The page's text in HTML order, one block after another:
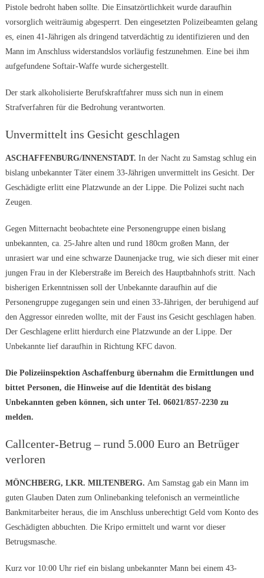
Pistole bedroht haben sollte. Die Einsatzörtlichkeit wurde daraufhin
vorsorglich weiträumig abgesperrt. Den eingesetzten Polizeibeamten gelang
es, einen 41-Jährigen als dringend tatverdächtig zu identifizieren und den
Mann im Anschluss widerstandslos vorläufig festzunehmen. Eine bei ihm
aufgefundene Softair-Waffe wurde sichergestellt.
Der stark alkoholisierte Berufskraftfahrer muss sich nun in einem
Strafverfahren für die Bedrohung verantworten.
Unvermittelt ins Gesicht geschlagen
ASCHAFFENBURG/INNENSTADT. In der Nacht zu Samstag schlug ein
bislang unbekannter Täter einem 33-Jährigen unvermittelt ins Gesicht. Der
Geschädigte erlitt eine Platzwunde an der Lippe. Die Polizei sucht nach
Zeugen.
Gegen Mitternacht beobachtete eine Personengruppe einen bislang
unbekannten, ca. 25-Jahre alten und rund 180cm großen Mann, der
unrasiert war und eine schwarze Daunenjacke trug, wie sich dieser mit einer
jungen Frau in der Kleberstraße im Bereich des Hauptbahnhofs stritt. Nach
bisherigen Erkenntnissen soll der Unbekannte daraufhin auf die
Personengruppe zugegangen sein und einen 33-Jährigen, der beruhigend auf
den Aggressor einreden wollte, mit der Faust ins Gesicht geschlagen haben.
Der Geschlagene erlitt hierdurch eine Platzwunde an der Lippe. Der
Unbekannte lief daraufhin in Richtung KFC davon.
Die Polizeiinspektion Aschaffenburg übernahm die Ermittlungen und
bittet Personen, die Hinweise auf die Identität des bislang
Unbekannten geben können, sich unter Tel. 06021/857-2230 zu
melden.
Callcenter-Betrug – rund 5.000 Euro an Betrüger
verloren
MÖNCHBERG, LKR. MILTENBERG. Am Samstag gab ein Mann im
guten Glauben Daten zum Onlinebanking telefonisch an vermeintliche
Bankmitarbeiter heraus, die im Anschluss unberechtigt Geld vom Konto des
Geschädigten abbuchten. Die Kripo ermittelt und warnt vor dieser
Betrugsmasche.
Kurz vor 10:00 Uhr rief ein bislang unbekannter Mann bei einem 43-